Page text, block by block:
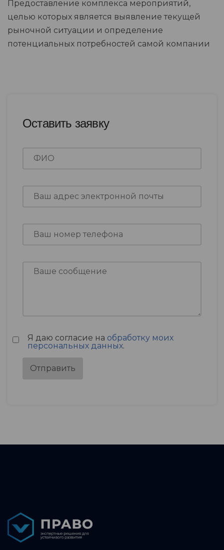
Предоставление комплекса мероприятий,
целью которых является выявление текущей
рыночной ситуации и определение
потенциальных потребностей самой компании
Оставить заявку
Я даю согласие на обработку моих
персональных данных.